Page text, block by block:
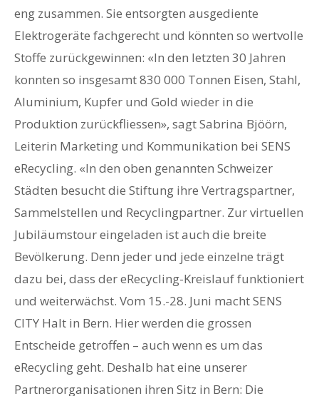
eng zusammen. Sie entsorgten ausgediente
Elektrogeräte fachgerecht und könnten so wertvolle
Stoffe zurückgewinnen: «In den letzten 30 Jahren
konnten so insgesamt 830 000 Tonnen Eisen, Stahl,
Aluminium, Kupfer und Gold wieder in die
Produktion zurückfliessen», sagt Sabrina Bjöörn,
Leiterin Marketing und Kommunikation bei SENS
eRecycling. «In den oben genannten Schweizer
Städten besucht die Stiftung ihre Vertragspartner,
Sammelstellen und Recyclingpartner. Zur virtuellen
Jubiläumstour eingeladen ist auch die breite
Bevölkerung. Denn jeder und jede einzelne trägt
dazu bei, dass der eRecycling-Kreislauf funktioniert
und weiterwächst. Vom 15.-28. Juni macht SENS
CITY Halt in Bern. Hier werden die grossen
Entscheide getroffen – auch wenn es um das
eRecycling geht. Deshalb hat eine unserer
Partnerorganisationen ihren Sitz in Bern: Die